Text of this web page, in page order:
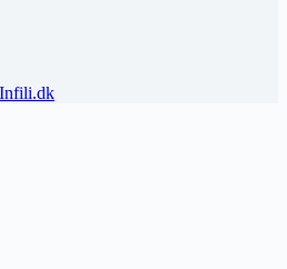
Infili.dk